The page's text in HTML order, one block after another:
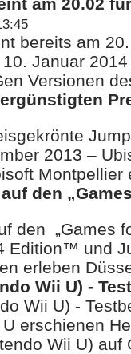
bereits am
Januar
Versionen
2013 –
Montpellier
den
den „Games
Edition™ und
erleben
Wii U) -
Wii U) -
erschienen
Wii U) auf